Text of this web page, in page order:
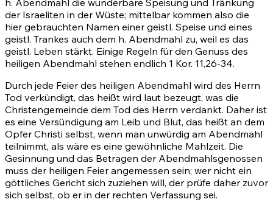
h. Abendmahl die wunderbare Speisung und Tränkung
der Israeliten in der Wüste; mittelbar kommen also die
hier gebrauchten Namen einer geistl. Speise und eines
geistl. Trankes auch dem h. Abendmahl zu, weil es das
geistl. Leben stärkt. Einige Regeln für den Genuss des
heiligen Abendmahl stehen endlich 1 Kor. 11,26-34.
Durch jede Feier des heiligen Abendmahl wird des Herrn
Tod verkündigt, das heißt wird laut bezeugt, was die
Christengemeinde dem Tod des Herrn verdankt. Daher ist
es eine Versündigung am Leib und Blut, das heißt an dem
Opfer Christi selbst, wenn man unwürdig am Abendmahl
teilnimmt, als wäre es eine gewöhnliche Mahlzeit. Die
Gesinnung und das Betragen der Abendmahlsgenossen
muss der heiligen Feier angemessen sein; wer nicht ein
göttliches Gericht sich zuziehen will, der prüfe daher zuvor
sich selbst, ob er in der rechten Verfassung sei.